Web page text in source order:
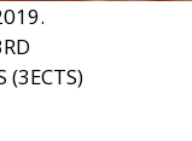
(3ECTS)